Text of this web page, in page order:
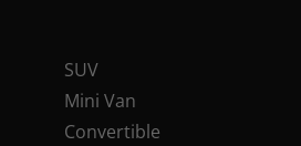
SUV
Mini Van
Convertible